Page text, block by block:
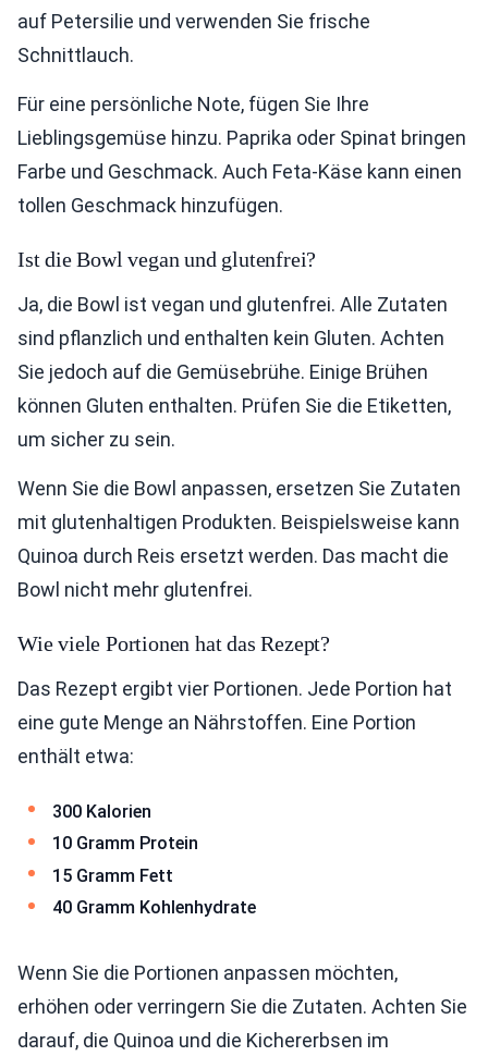
auf Petersilie und verwenden Sie frische
Schnittlauch.
Für eine persönliche Note, fügen Sie Ihre
Lieblingsgemüse hinzu. Paprika oder Spinat bringen
Farbe und Geschmack. Auch Feta-Käse kann einen
tollen Geschmack hinzufügen.
Ist die Bowl vegan und glutenfrei?
Ja, die Bowl ist vegan und glutenfrei. Alle Zutaten
sind pflanzlich und enthalten kein Gluten. Achten
Sie jedoch auf die Gemüsebrühe. Einige Brühen
können Gluten enthalten. Prüfen Sie die Etiketten,
um sicher zu sein.
Wenn Sie die Bowl anpassen, ersetzen Sie Zutaten
mit glutenhaltigen Produkten. Beispielsweise kann
Quinoa durch Reis ersetzt werden. Das macht die
Bowl nicht mehr glutenfrei.
Wie viele Portionen hat das Rezept?
Das Rezept ergibt vier Portionen. Jede Portion hat
eine gute Menge an Nährstoffen. Eine Portion
enthält etwa:
300 Kalorien
10 Gramm Protein
15 Gramm Fett
40 Gramm Kohlenhydrate
Wenn Sie die Portionen anpassen möchten,
erhöhen oder verringern Sie die Zutaten. Achten Sie
darauf, die Quinoa und die Kichererbsen im